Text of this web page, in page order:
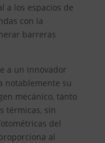
a los espacios de
con la
barreras
a un innovador
notablemente su
mecánico, tanto
térmicas, sin
del
al